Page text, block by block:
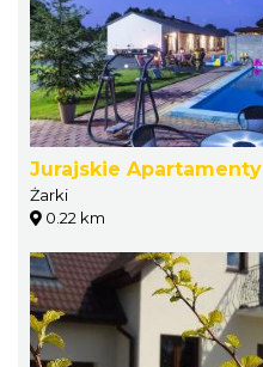
Jurajskie Apartamenty
Żarki
0.22 km